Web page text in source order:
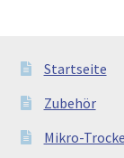
Startseite
Zubehör
Mikro-